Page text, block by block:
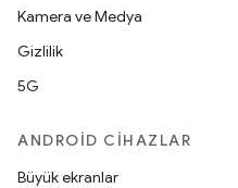
Kamera ve Medya
Gizlilik
5G
ANDROID CIHAZLAR
Büyük ekranlar